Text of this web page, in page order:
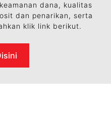
dana, kualitas
dan penarikan, serta
klik link berikut.